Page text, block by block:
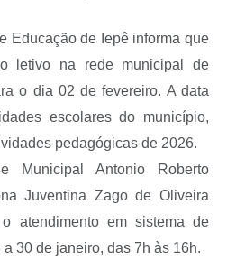
Educação de Iepê informa que
letivo na rede municipal de
o dia 02 de fevereiro. A data
escolares do município,
pedagógicas de 2026.
Municipal Antonio Roberto
Juventina Zago de Oliveira
atendimento em sistema de
30 de janeiro, das 7h às 16h.